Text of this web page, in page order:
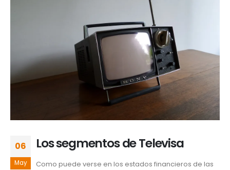
06
May
Los segmentos de Televisa
Como puede verse en los estados financieros de las